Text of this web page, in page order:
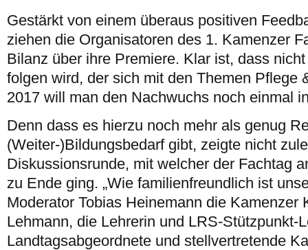
Gestärkt von einem überaus positiven
ziehen die Organisatoren des 1. Kamenzer
Bilanz über ihre Premiere. Klar ist, dass
folgen wird, der sich mit den Themen Pflege
2017 will man den Nachwuchs noch einmal
Denn dass es hierzu noch mehr als genug
(Weiter-)Bildungsbedarf gibt, zeigte nicht
Diskussionsrunde, mit welcher der Fachtag
zu Ende ging. „Wie familienfreundlich ist
Moderator Tobias Heinemann die Kamenzer
Lehmann, die Lehrerin und LRS-Stützpunkt-
Landtagsabgeordnete und stellvertretende